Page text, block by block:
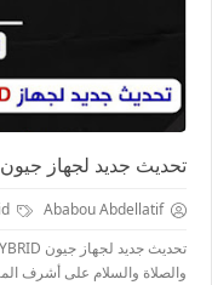
تحديث جديد لجهاز جيون GÉANT 2500 HYBRID نسخة 3.35
Ababou Abdellatif